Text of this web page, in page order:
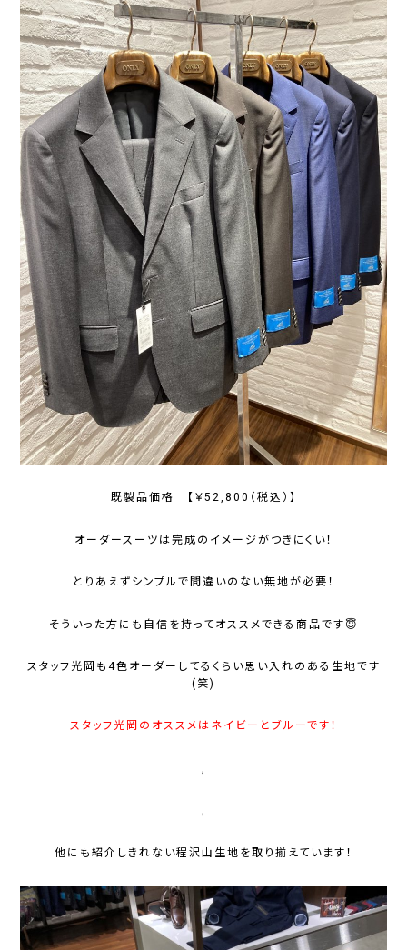
既製品価格 【￥52,800（税込）】
オーダースーツは完成のイメージがつきにくい！
とりあえずシンプルで間違いのない無地が必要！
そういった方にも自信を持ってオススメできる商品です😇
スタッフ光岡も4色オーダーしてるくらい思い入れのある生地です
(笑)
スタッフ光岡のオススメはネイビーとブルーです！
,
,
他にも紹介しきれない程沢山生地を取り揃えています！